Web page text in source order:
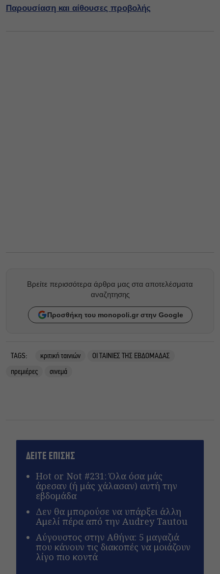
Παρουσίαση και αίθουσες προβολής
Βρείτε περισσότερα άρθρα μας στα αποτελέσματα
αναζητησης
Προσθήκη του monopoli.gr στην Google
TAGS: κριτική ταινιών
ΟΙ ΤΑΙΝΙΕΣ ΤΗΣ ΕΒΔΟΜΑΔΑΣ
πρεμιέρες
σινεμά
ΔΕΙΤΕ ΕΠΙΣΗΣ
Hot or Not #231: Όλα όσα μάς
άρεσαν (ή μάς χάλασαν) αυτή την
εβδομάδα
Δεν θα μπορούσε να υπάρξει άλλη
Αμελί πέρα από την Audrey Tautou
Αύγουστος στην Αθήνα: 5 μαγαζιά
που κάνουν τις διακοπές να μοιάζουν
λίγο πιο κοντά